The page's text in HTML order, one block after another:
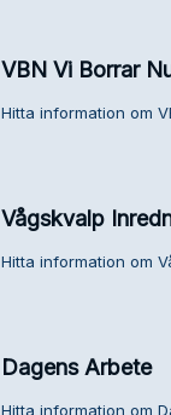
VBN Vi Borrar
Hitta information om
Vågskvalp
Hitta information om
Dagens Arbete
Hitta information om